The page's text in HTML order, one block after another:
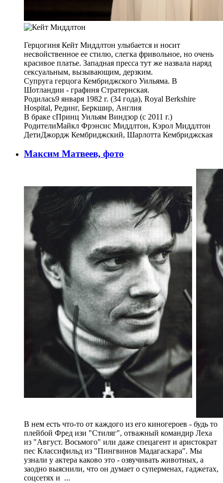
Герцогиня Кейт Миддлтон улыбается и носит
несвойственное ее стилю, слегка фривольное, но очень
красивое платье. Западная пресса тут же назвала наряд
сексуальным, вызывающим, дерзким.
Супруга герцога Кембриджского Уильяма. В
Шотландии - графиня Стратернская.
Родилась9 января 1982 г. (34 года), Royal Berkshire
Hospital, Рединг, Беркшир, Англия
В браке сПринц Уильям Виндзор (с 2011 г.)
РодителиМайкл Фрэнсис Миддлтон, Кэрол Миддлтон
ДетиДжордж Кембриджский, Шарлотта Кембриджская
Максим Матвеев, фото
В нем есть что-то от каждого из его киногероев - будь то
плейбой Фред изи "Стиляг", отважный командир Леха
из "Август. Восьмого" или даже спецагент и аристократ
пес Классифильд из "Пингвинов Мадагаскара". Мы
узнали у актера каково это - озвучивать животных, а
заодно выяснили, что он думает о суперменах, гаджетах,
соцсетях и ...